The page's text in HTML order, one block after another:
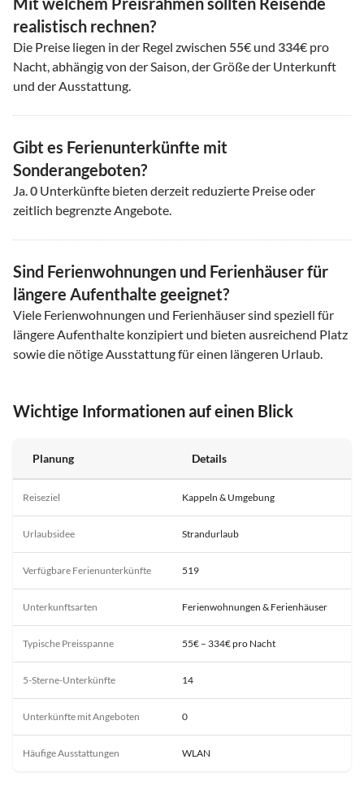
realistisch rechnen?
Die Preise liegen in der Regel zwischen 55€ und 334€ pro
Nacht, abhängig von der Saison, der Größe der Unterkunft
und der Ausstattung.
Gibt es Ferienunterkünfte mit
Sonderangeboten?
Ja.0 Unterkünfte bieten derzeit reduzierte Preise oder
zeitlich begrenzte Angebote.
Sind Ferienwohnungen und Ferienhäuser für
längere Aufenthalte geeignet?
Viele Ferienwohnungen und Ferienhäuser sind speziell für
längere Aufenthalte konzipiert und bieten ausreichend Platz
sowie die nötige Ausstattung für einen längeren Urlaub.
Wichtige Informationen auf einen Blick
Planung Details
Reiseziel Kappeln & Umgebung
Urlaubsidee Strandurlaub
Verfügbare Ferienunterkünfte 519
Unterkunftsarten Ferienwohnungen & Ferienhäuser
Typische Preisspanne 55€ – 334€ pro Nacht
5-Sterne-Unterkünfte 14
Unterkünfte mit Angeboten 0
Häufige Ausstattungen WLAN